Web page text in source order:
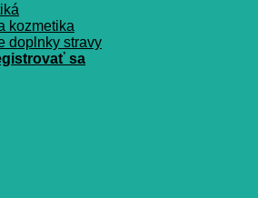
kozmetika
doplnky stravy
sa